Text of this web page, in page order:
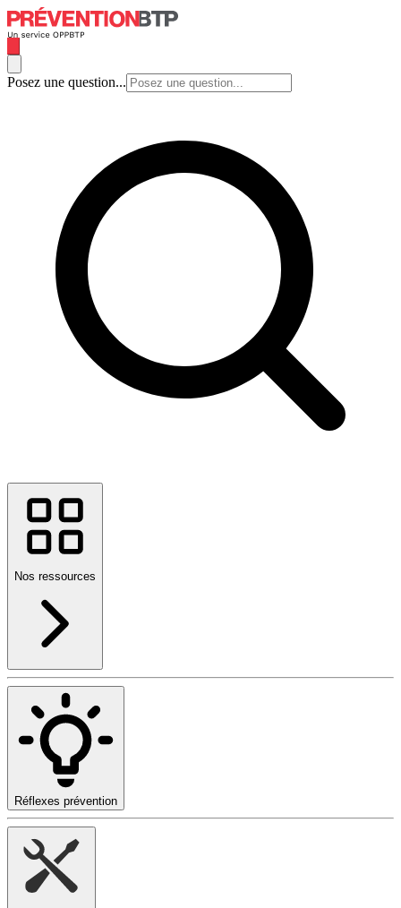
Posez une question...
Nos ressources
Réflexes prévention